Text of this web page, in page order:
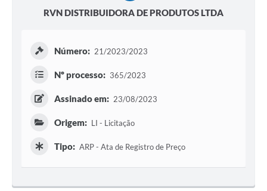
Galeria de Vídeos
Setores
Decreto 5.152/2024
Agenda
RVN DISTRIBUIDORA DE PRODUTOS LTDA
Número: 21/2023/2023
Nº processo: 365/2023
Assinado em: 23/08/2023
Origem: LI - Licitação
Tipo: ARP - Ata de Registro de Preço